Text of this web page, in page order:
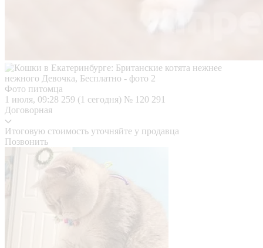
Фото питомца
1 июля, 09:28 259 (1 сегодня) № 120 291
Договорная
Итоговую стоимость уточняйте у продавца
Позвонить